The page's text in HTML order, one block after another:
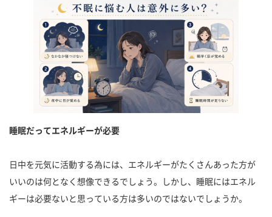
睡眠だってエネルギーが必要
日中を元気に活動する為には、エネルギーがたくさんあった方が
いいのは何となく想像できるでしょう。しかし、睡眠にはエネル
ギーは必要ないと思っている方は多いのではないでしょうか。